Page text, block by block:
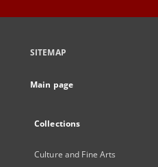
SITEMAP
Main page
Collections
Culture and Fine Arts